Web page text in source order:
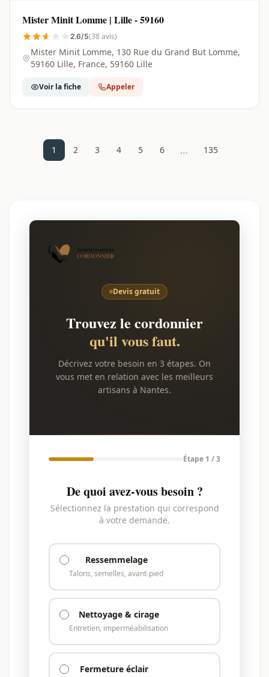
Mister Minit Lomme | Lille - 59160
2.6/5(38 avis)
Mister Minit Lomme, 130 Rue du Grand But Lomme,
59160 Lille, France, 59160 Lille
Voir la fiche Appeler
1 2 3 4 5 6 … 135
Devis gratuit
Trouvez le cordonnier
qu'il vous faut.
Décrivez votre besoin en 3 étapes. On
vous met en relation avec les meilleurs
artisans à Nantes.
Étape 1 / 3
De quoi avez-vous besoin ?
Sélectionnez la prestation qui correspond
à votre demande.
Ressemmelage
Talons, semelles, avant-pied
Nettoyage & cirage
Entretien, imperméabilisation
Fermeture éclair